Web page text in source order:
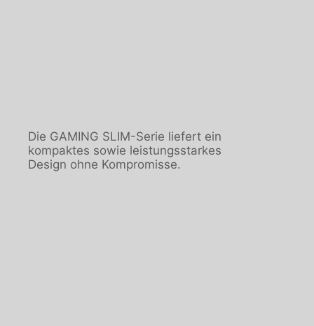
Die GAMING SLIM-Serie liefert ein
kompaktes sowie leistungsstarkes
Design ohne Kompromisse.